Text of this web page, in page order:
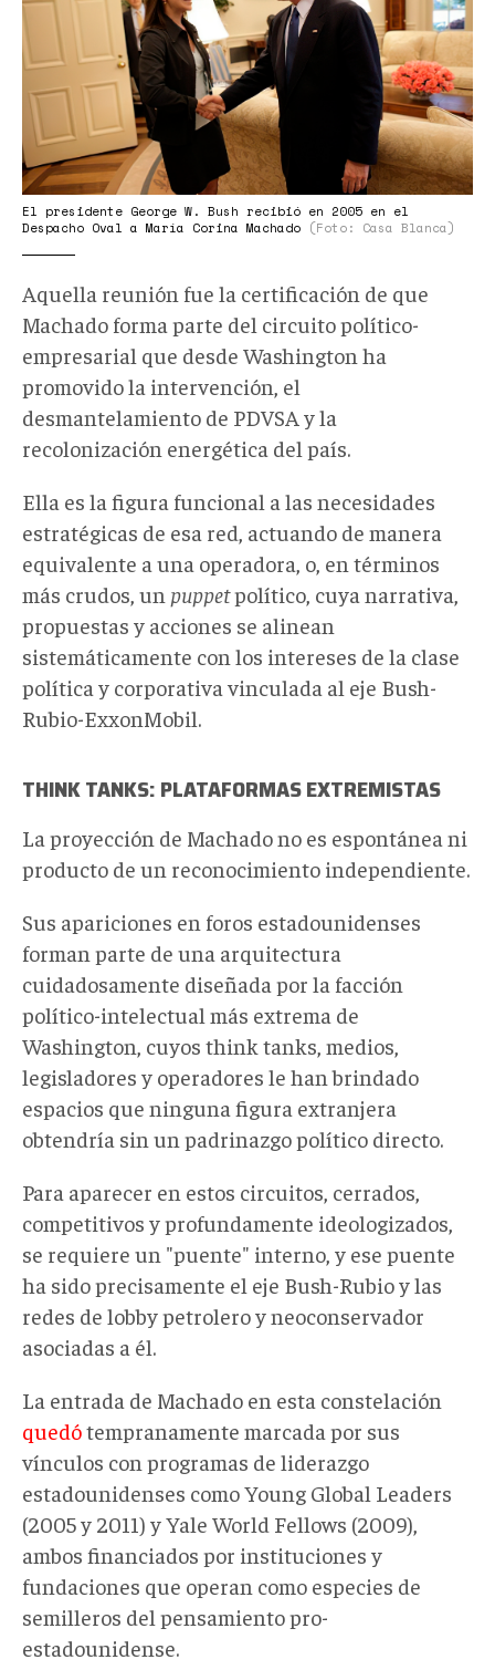
El presidente George W. Bush recibió en 2005 en el
Despacho Oval a María Corina Machado (Foto: Casa Blanca)
Aquella reunión fue la certificación de que
Machado forma parte del circuito político-
empresarial que desde Washington ha
promovido la intervención, el
desmantelamiento de PDVSA y la
recolonización energética del país.
Ella es la figura funcional a las necesidades
estratégicas de esa red, actuando de manera
equivalente a una operadora, o, en términos
más crudos, un puppetpolítico, cuya narrativa,
propuestas y acciones se alinean
sistemáticamente con los intereses de la clase
política y corporativa vinculada al eje Bush-
Rubio-ExxonMobil.
THINK TANKS: PLATAFORMAS EXTREMISTAS
La proyección de Machado no es espontánea ni
producto de un reconocimiento independiente.
Sus apariciones en foros estadounidenses
forman parte de una arquitectura
cuidadosamente diseñada por la facción
político-intelectual más extrema de
Washington, cuyos think tanks, medios,
legisladores y operadores le han brindado
espacios que ninguna figura extranjera
obtendría sin un padrinazgo político directo.
Para aparecer en estos circuitos, cerrados,
competitivos y profundamente ideologizados,
se requiere un "puente" interno, y ese puente
ha sido precisamente el eje Bush-Rubio y las
redes de lobby petrolero y neoconservador
asociadas a él.
La entrada de Machado en esta constelación
quedótempranamente marcada por sus
vínculos con programas de liderazgo
estadounidenses como Young Global Leaders
(2005 y 2011) y Yale World Fellows (2009),
ambos financiados por instituciones y
fundaciones que operan como especies de
semilleros del pensamiento pro-
estadounidense.